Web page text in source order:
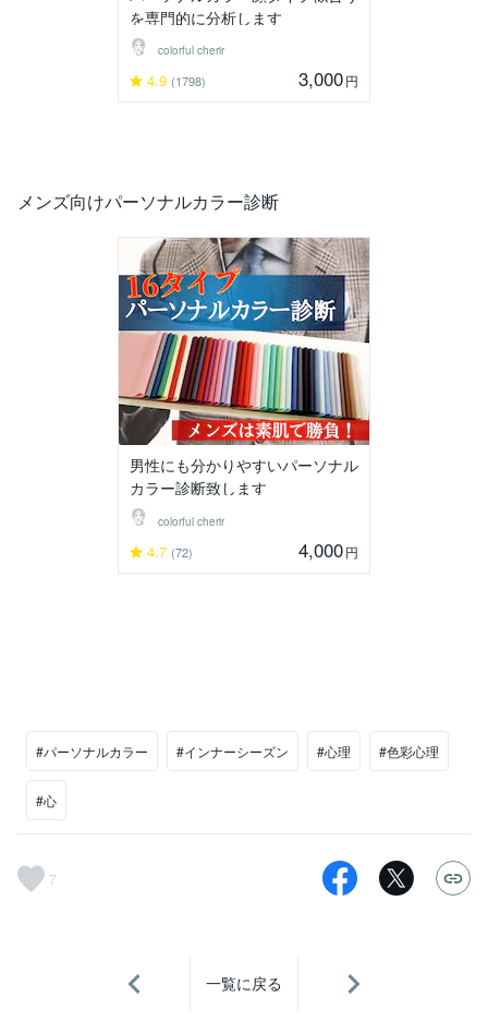
を専門的に分析します
colorful cherir
4.9 (1798) 3,000円
メンズ向けパーソナルカラー診断
男性にも分かりやすいパーソナル
カラー診断致します
colorful cherir
4.7 (72) 4,000円
#パーソナルカラー #インナーシーズン #心理 #色彩心理
#心
7
一覧に戻る